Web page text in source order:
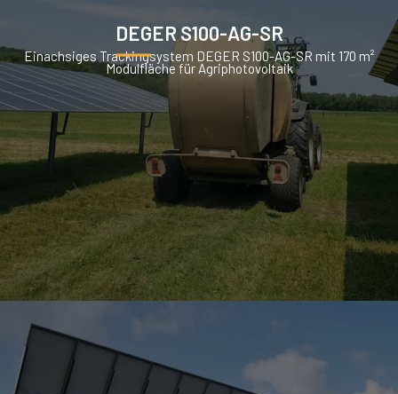
DEGER S100-AG-SR
Einachsiges Trackingsystem DEGER S100-AG-SR mit 170 m²
Modulfläche für Agriphotovoltaik